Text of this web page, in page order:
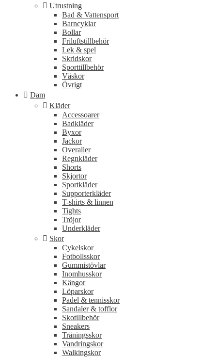
Utrustning
Bad & Vattensport
Barncyklar
Bollar
Friluftstillbehör
Lek & spel
Skridskor
Sporttillbehör
Väskor
Övrigt
Dam
Kläder
Accessoarer
Badkläder
Byxor
Jackor
Overaller
Regnkläder
Shorts
Skjortor
Sportkläder
Supporterkläder
T-shirts & linnen
Tights
Tröjor
Underkläder
Skor
Cykelskor
Fotbollsskor
Gummistövlar
Inomhusskor
Kängor
Löparskor
Padel & tennisskor
Sandaler & tofflor
Skotillbehör
Sneakers
Träningsskor
Vandringskor
Walkingskor